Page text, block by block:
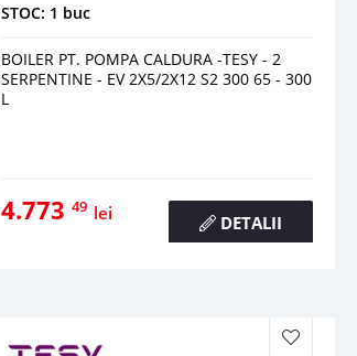
STOC: 1 buc
BOILER PT. POMPA CALDURA -TESY - 2
SERPENTINE - EV 2X5/2X12 S2 300 65 - 300
L
4.77349 lei DETALII